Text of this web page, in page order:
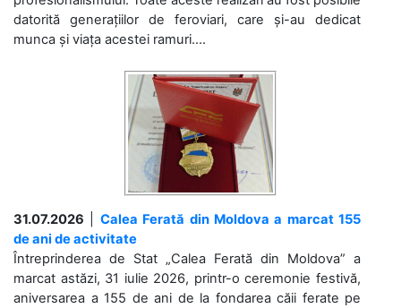
datorită generațiilor de feroviari, care și-au dedicat
munca și viața acestei ramuri....
31.07.2026
Calea Ferată din Moldova a marcat 155
de ani de activitate
Întreprinderea de Stat „Calea Ferată din Moldova” a
marcat astăzi, 31 iulie 2026, printr-o ceremonie festivă,
aniversarea a 155 de ani de la fondarea căii ferate pe